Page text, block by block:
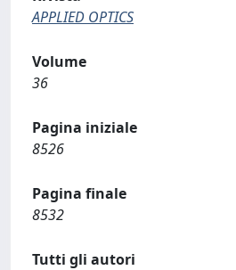
APPLIED OPTICS
Volume
36
Pagina iniziale
8526
Pagina finale
8532
Tutti gli autori